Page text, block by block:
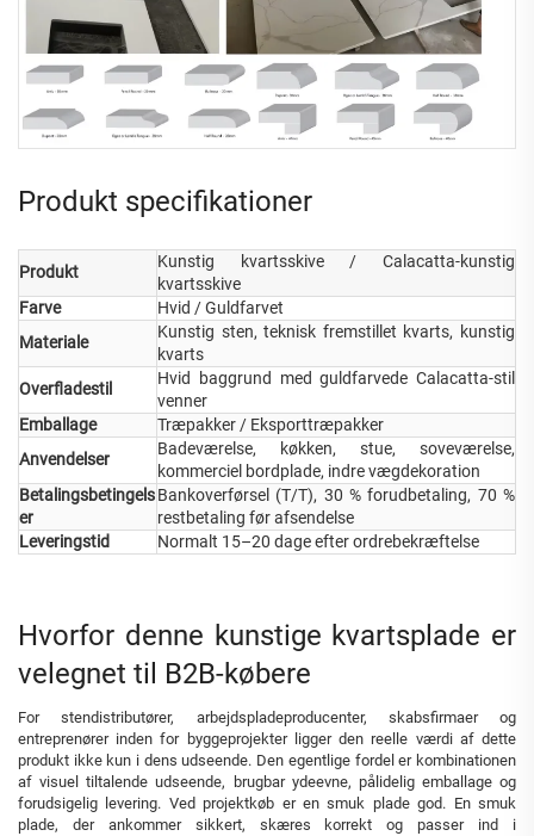
Produkt specifikationer
Produkt
Kunstig kvartsskive / Calacatta-kunstig
kvartsskive
Farve
Hvid / Guldfarvet
Materiale
Kunstig sten, teknisk fremstillet kvarts, kunstig
kvarts
Overfladestil
Hvid baggrund med guldfarvede Calacatta-stil
venner
Emballage
Træpakker / Eksporttræpakker
Anvendelser
Badeværelse, køkken, stue, soveværelse,
kommerciel bordplade, indre vægdekoration
Betalingsbetingels
er
Bankoverførsel (T/T), 30 % forudbetaling, 70 %
restbetaling før afsendelse
Leveringstid
Normalt 15–20 dage efter ordrebekræftelse
Hvorfor denne kunstige kvartsplade er
velegnet til B2B-købere
For stendistributører, arbejdspladeproducenter, skabsfirmaer og
entreprenører inden for byggeprojekter ligger den reelle værdi af dette
produkt ikke kun i dens udseende. Den egentlige fordel er kombinationen
af visuel tiltalende udseende, brugbar ydeevne, pålidelig emballage og
forudsigelig levering. Ved projektkøb er en smuk plade god. En smuk
plade, der ankommer sikkert, skæres korrekt og passer ind i